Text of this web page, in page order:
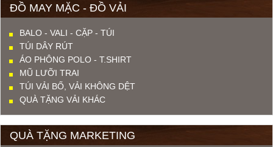
ĐỒ MAY MẶC - ĐỒ VẢI
BALO - VALI - CẶP - TÚI
TÚI DÂY RÚT
ÁO PHÔNG POLO - T.SHIRT
MŨ LƯỠI TRAI
TÚI VẢI BỐ, VẢI KHÔNG DỆT
QUÀ TẶNG VẢI KHÁC
QUÀ TẶNG MARKETING